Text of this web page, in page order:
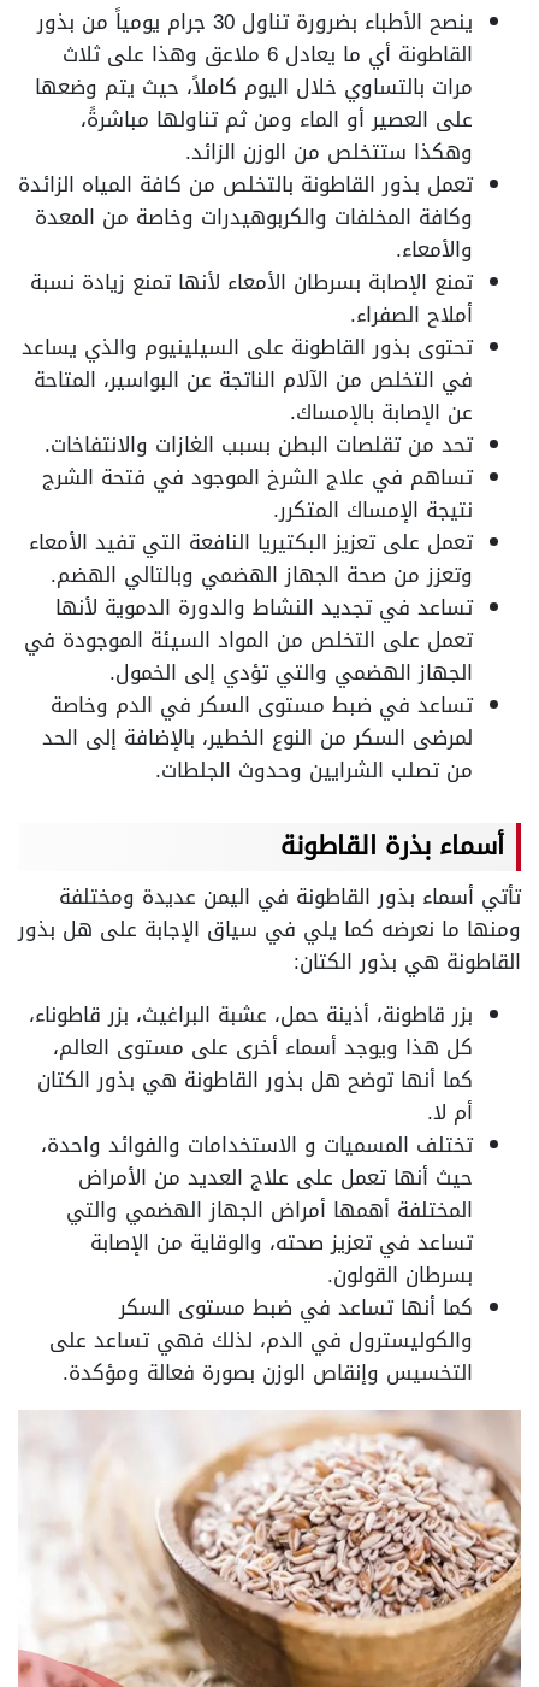
ينصح الأطباء بضرورة تناول 30 جرام يومياً من بذور
القاطونة أي ما يعادل 6 ملاعق وهذا على ثلاث
مرات بالتساوي خلال اليوم كاملاً، حيث يتم وضعها
على العصير أو الماء ومن ثم تناولها مباشرةً،
وهكذا ستتخلص من الوزن الزائد.
تعمل بذور القاطونة بالتخلص من كافة المياه الزائدة
وكافة المخلفات والكربوهيدرات وخاصة من المعدة
والأمعاء.
تمنع الإصابة بسرطان الأمعاء لأنها تمنع زيادة نسبة
أملاح الصفراء.
تحتوى بذور القاطونة على السيلينيوم والذي يساعد
في التخلص من الآلام الناتجة عن البواسير، المتاحة
عن الإصابة بالإمساك.
تحد من تقلصات البطن بسبب الغازات والانتفاخات.
تساهم في علاج الشرخ الموجود في فتحة الشرج
نتيجة الإمساك المتكرر.
تعمل على تعزيز البكتيريا النافعة التي تفيد الأمعاء
وتعزز من صحة الجهاز الهضمي وبالتالي الهضم.
تساعد في تجديد النشاط والدورة الدموية لأنها
تعمل على التخلص من المواد السيئة الموجودة في
الجهاز الهضمي والتي تؤدي إلى الخمول.
تساعد في ضبط مستوى السكر في الدم وخاصة
لمرضى السكر من النوع الخطير، بالإضافة إلى الحد
من تصلب الشرايين وحدوث الجلطات.
أسماء بذرة القاطونة
تأتي أسماء بذور القاطونة في اليمن عديدة ومختلفة
ومنها ما نعرضه كما يلي في سياق الإجابة على هل بذور
القاطونة هي بذور الكتان:
بزر قاطونة، أذينة حمل، عشبة البراغيث، بزر قاطوناء،
كل هذا ويوجد أسماء أخرى على مستوى العالم،
كما أنها توضح هل بذور القاطونة هي بذور الكتان
أم لا.
تختلف المسميات و الاستخدامات والفوائد واحدة،
حيث أنها تعمل على علاج العديد من الأمراض
المختلفة أهمها أمراض الجهاز الهضمي والتي
تساعد في تعزيز صحته، والوقاية من الإصابة
بسرطان القولون.
كما أنها تساعد في ضبط مستوى السكر
والكوليسترول في الدم، لذلك فهي تساعد على
التخسيس وإنقاص الوزن بصورة فعالة ومؤكدة.